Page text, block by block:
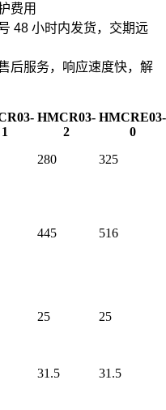
费用
48 小时内发货，交期远
后服务，响应速度快，解
1
HMCR03-
2
HMCRE03-
0
280 325
445 516
25 25
31.5 31.5